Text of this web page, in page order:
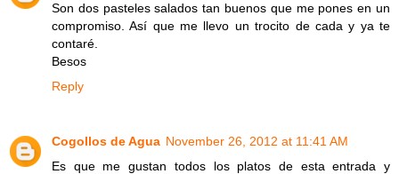
Son dos pasteles salados tan buenos que me pones en un
compromiso. Así que me llevo un trocito de cada y ya te
contaré.
Besos
Reply
Cogollos de Agua November 26, 2012 at 11:41 AM
Es que me gustan todos los platos de esta entrada y